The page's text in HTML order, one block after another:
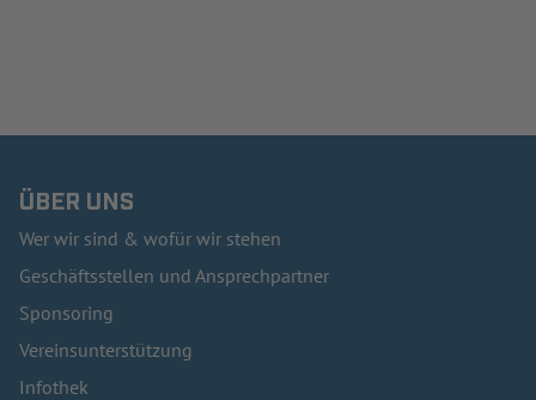
ÜBER UNS
Wer wir sind & wofür wir stehen
Geschäftsstellen und Ansprechpartner
Sponsoring
Vereinsunterstützung
Infothek